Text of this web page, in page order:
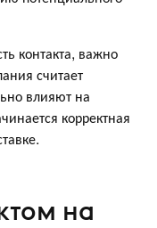
контакта, важно
считает
влияют на
корректная
на